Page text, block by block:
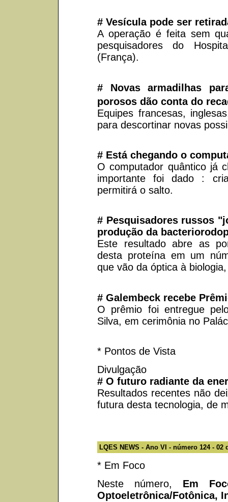
# Vesícula pode ser
A operação é feita sem
pesquisadores do
(França).
# Novas armadilhas
porosos dão conta do
Equipes francesas,
para descortinar novas
# Está chegando o
O computador quântico já
importante foi dado :
permitirá o salto.
# Pesquisadores russos
produção da
Este resultado abre as
desta proteína em um
que vão da óptica à
# Galembeck recebe
O prêmio foi entregue
Silva, em cerimônia no
* Pontos de Vista
Divulgação
# O futuro radiante da
Resultados recentes não
futura desta tecnologia, de
LQES NEWS - Ano VI - número 124 - 02
* Em Foco
Neste número, Em
Optoeletrônica/Fotônica,